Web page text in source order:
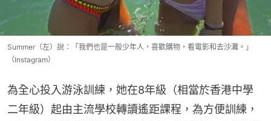
Summer（左）說：「我們也是一般少年人，喜歡購物，看電影和去沙灘。」
（Instagram）
為全心投入游泳訓練，她在8年級（相當於香港中學
二年級）起由主流學校轉讀遙距課程，為方便訓練，